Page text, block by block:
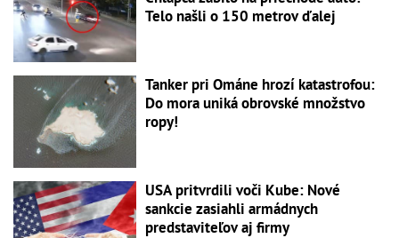
Telo našli o 150 metrov ďalej
Tanker pri Ománe hrozí katastrofou:
Do mora uniká obrovské množstvo
ropy!
USA pritvrdili voči Kube: Nové
sankcie zasiahli armádnych
predstaviteľov aj firmy